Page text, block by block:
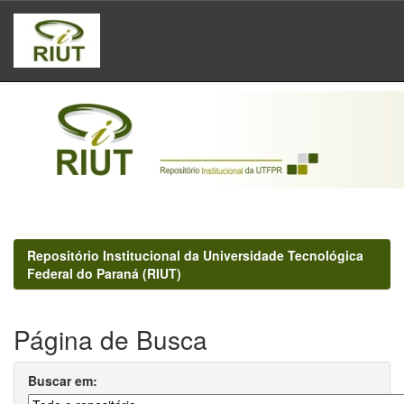
Skip
navigation
Repositório Institucional da Universidade Tecnológica
Federal do Paraná (RIUT)
Página de Busca
Buscar em: